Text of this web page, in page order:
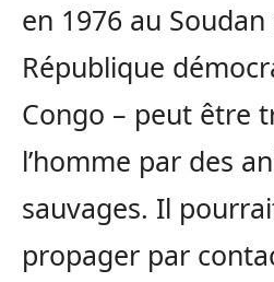
en 1976 au
République
Congo – peut être
l’homme par des
sauvages. Il
propager par